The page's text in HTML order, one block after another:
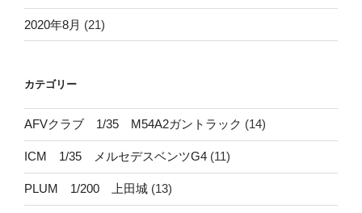
2020年8月 (21)
カテゴリー
AFVクラブ 1/35 M54A2ガントラック (14)
ICM 1/35 メルセデスベンツG4 (11)
PLUM 1/200 上田城 (13)